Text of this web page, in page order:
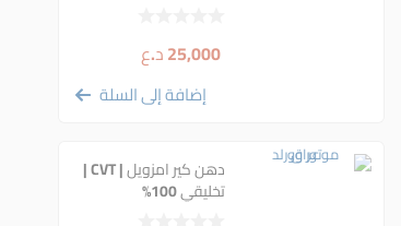
25,000د.ع
إضافة إلى السلة
دهن كير امزويل | CVT |
تخليقي 100%